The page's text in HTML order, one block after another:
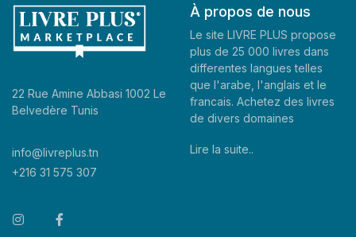
22 Rue Amine Abbasi 1002 Le
Belvedère Tunis
info@livreplus.tn
+216 31 575 307
À propos de nous
Le site LIVRE PLUS propose
plus de 25 000 livres dans
differentes langues telles
que l'arabe, l'anglais et le
francais. Achetez des livres
de divers domaines
Lire la suite..